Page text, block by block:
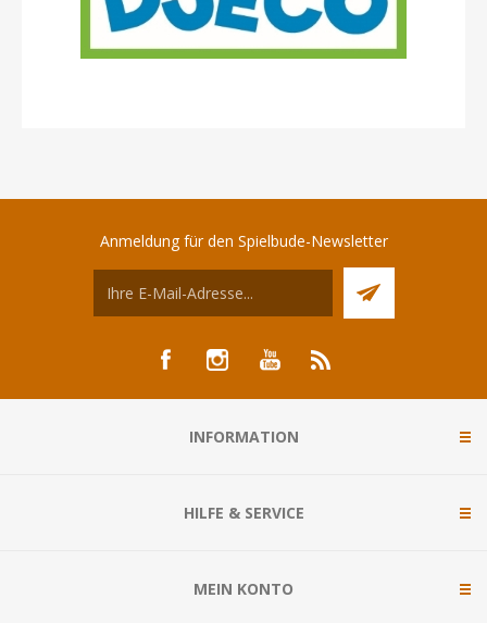
Anmeldung für den Spielbude-Newsletter
INFORMATION
HILFE & SERVICE
MEIN KONTO